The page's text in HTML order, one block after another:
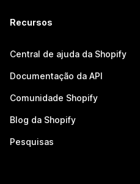
Recursos
Central de ajuda da Shopify
Documentação da API
Comunidade Shopify
Blog da Shopify
Pesquisas